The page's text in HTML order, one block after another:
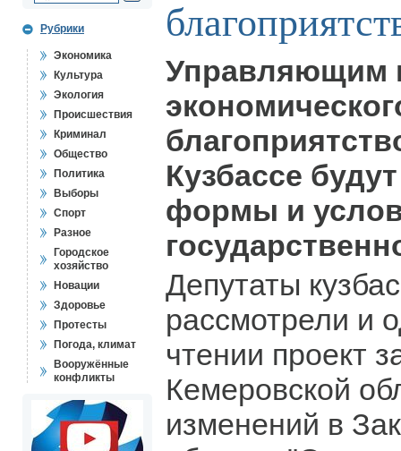
Рубрики
Экономика
Культура
Экология
Происшествия
Криминал
Общество
Политика
Выборы
Спорт
Разное
Городское
хозяйство
Новации
Здоровье
Протесты
Погода, климат
Вооружённые
конфликты
Управляющим
Кузбассе
формы и
Депутаты
рассмотрели и
чтении проект
Кемеровской
изменений в